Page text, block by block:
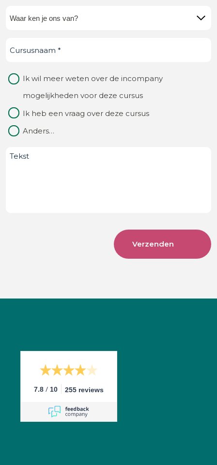
Waar
je
van?
(Vereist)
Cursusnaam (Vereist)
Waarom
contact
Ik wil meer weten over de incompany
mogelijkheden voor deze cursus
Ik heb een vraag over deze cursus
Anders…
Bericht
7.8 / 10 255 reviews